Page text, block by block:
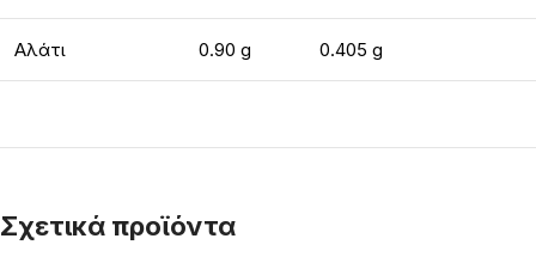
Αλάτι 0.90 g 0.405 g
Σχετικά προϊόντα